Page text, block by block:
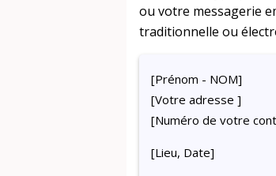
ou votre messagerie
traditionnelle ou
[Prénom - NOM]
[Votre adresse ]
[Numéro de votre
[Lieu, Date]